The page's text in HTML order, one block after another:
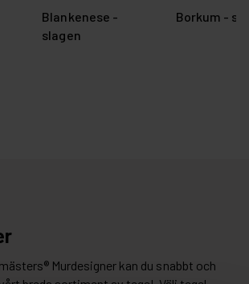
Blankenese -
slagen
Borkum -
Murdesigner kan du snabbt och